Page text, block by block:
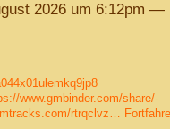
2026 um 6:12pm —
www.gmbinder.com/share/-
rtrqclvz…